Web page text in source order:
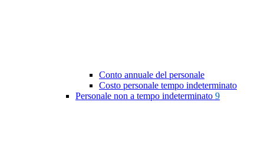
Conto annuale del personale
Costo personale tempo indeterminato
Personale non a tempo indeterminato 9